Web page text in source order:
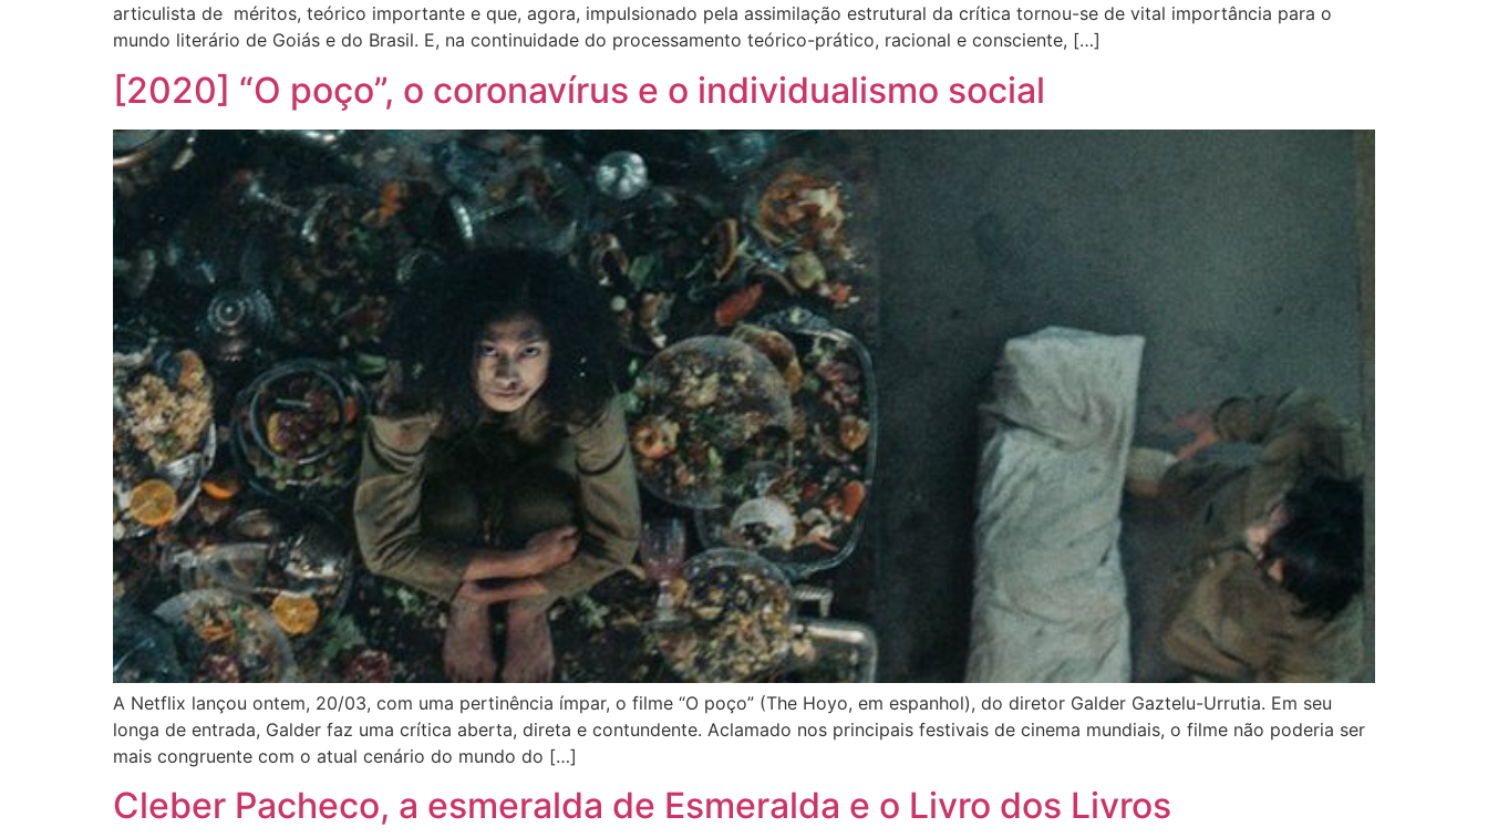
articulista de méritos, teórico importante e que, agora, impulsionado pela assimilação estrutural da crítica tornou-se de vital importância para o
mundo literário de Goiás e do Brasil. E, na continuidade do processamento teórico-prático, racional e consciente, […]
[2020] “O poço”, o coronavírus e o individualismo social
A Netflix lançou ontem, 20/03, com uma pertinência ímpar, o filme “O poço” (The Hoyo, em espanhol), do diretor Galder Gaztelu-Urrutia. Em seu
longa de entrada, Galder faz uma crítica aberta, direta e contundente. Aclamado nos principais festivais de cinema mundiais, o filme não poderia ser
mais congruente com o atual cenário do mundo do […]
Cleber Pacheco, a esmeralda de Esmeralda e o Livro dos Livros